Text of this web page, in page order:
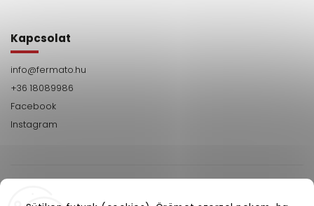
Kapcsolat
info@fermato.hu
+36 18089986
Facebook
Instagram